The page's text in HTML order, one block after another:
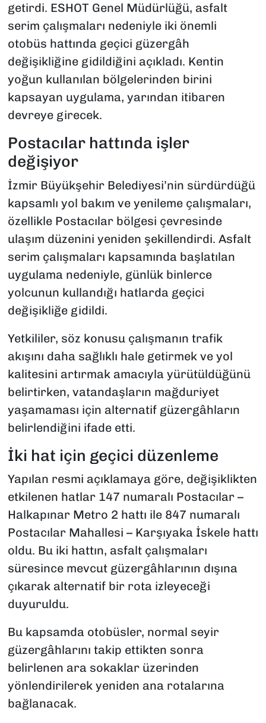
getirdi. ESHOT Genel Müdürlüğü, asfalt
serim çalışmaları nedeniyle iki önemli
otobüs hattında geçici güzergâh
değişikliğine gidildiğini açıkladı. Kentin
yoğun kullanılan bölgelerinden birini
kapsayan uygulama, yarından itibaren
devreye girecek.
Postacılar hattında işler
değişiyor
İzmir Büyükşehir Belediyesi’nin sürdürdüğü
kapsamlı yol bakım ve yenileme çalışmaları,
özellikle Postacılar bölgesi çevresinde
ulaşım düzenini yeniden şekillendirdi. Asfalt
serim çalışmaları kapsamında başlatılan
uygulama nedeniyle, günlük binlerce
yolcunun kullandığı hatlarda geçici
değişikliğe gidildi.
Yetkililer, söz konusu çalışmanın trafik
akışını daha sağlıklı hale getirmek ve yol
kalitesini artırmak amacıyla yürütüldüğünü
belirtirken, vatandaşların mağduriyet
yaşamaması için alternatif güzergâhların
belirlendiğini ifade etti.
İki hat için geçici düzenleme
Yapılan resmi açıklamaya göre, değişiklikten
etkilenen hatlar 147 numaralı Postacılar –
Halkapınar Metro 2 hattı ile 847 numaralı
Postacılar Mahallesi – Karşıyaka İskele hattı
oldu. Bu iki hattın, asfalt çalışmaları
süresince mevcut güzergâhlarının dışına
çıkarak alternatif bir rota izleyeceği
duyuruldu.
Bu kapsamda otobüsler, normal seyir
güzergâhlarını takip ettikten sonra
belirlenen ara sokaklar üzerinden
yönlendirilerek yeniden ana rotalarına
bağlanacak.